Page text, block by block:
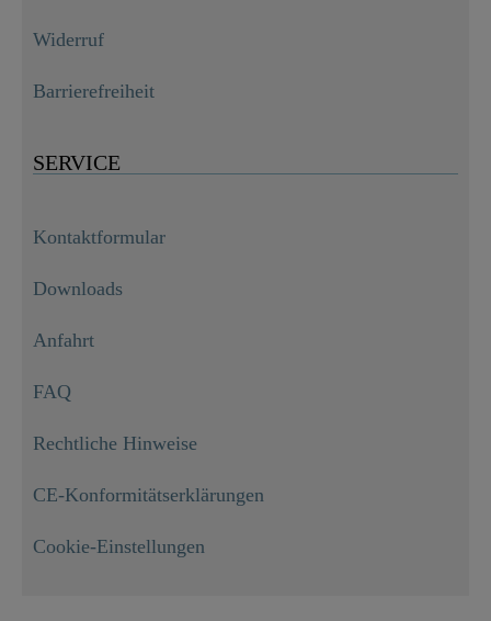
59,99 €
Widerruf
Barrierefreiheit
SERVICE
Kontaktformular
Downloads
Anfahrt
FAQ
Rechtliche Hinweise
CE-Konformitätserklärungen
Cookie-Einstellungen